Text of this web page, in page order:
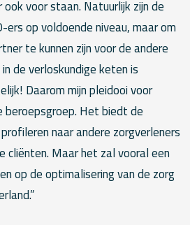
voor staan. Natuurlijk zijn de
op voldoende niveau, maar om
te kunnen zijn voor de andere
de verloskundige keten is
Daarom mijn pleidooi voor
beroepsgroep. Het biedt de
naar andere zorgverleners
cliënten. Maar het zal vooral een
op de optimalisering van de zorg